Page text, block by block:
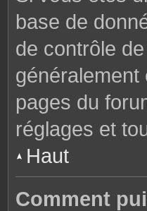
base de
de contrôle
généralement
pages du
réglages et
Haut
Comment